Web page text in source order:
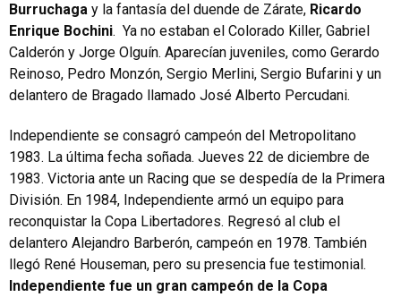
Burruchaga y la fantasía del duende de Zárate, Ricardo
Enrique Bochini. Ya no estaban el Colorado Killer, Gabriel
Calderón y Jorge Olguín. Aparecían juveniles, como Gerardo
Reinoso, Pedro Monzón, Sergio Merlini, Sergio Bufarini y un
delantero de Bragado llamado José Alberto Percudani.
Independiente se consagró campeón del Metropolitano
1983. La última fecha soñada. Jueves 22 de diciembre de
1983. Victoria ante un Racing que se despedía de la Primera
División. En 1984, Independiente armó un equipo para
reconquistar la Copa Libertadores. Regresó al club el
delantero Alejandro Barberón, campeón en 1978. También
llegó René Houseman, pero su presencia fue testimonial.
Independiente fue un gran campeón de la Copa